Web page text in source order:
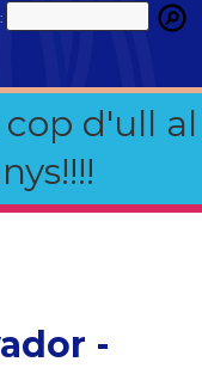
d'ull al
-